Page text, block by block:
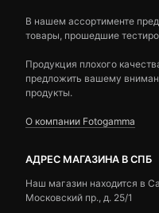
В нашем ассортименте
товары, прошедшие
Продукция плохого
предложить вашему
продукты.
О компании Fotogamma
АДРЕС МАГАЗИНА В СПБ
Наш магазин находится в
Московский пр., д. 25/1